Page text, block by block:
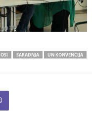
OSI SARADNJA
UN KONVENCIJA